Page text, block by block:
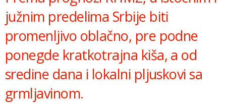
južnim predelima Srbije biti
promenljivo oblačno, pre podne
ponegde kratkotrajna kiša, a od
sredine dana i lokalni pljuskovi sa
grmljavinom.